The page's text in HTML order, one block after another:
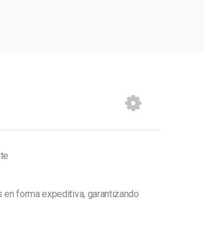
forma expeditiva, garantizando